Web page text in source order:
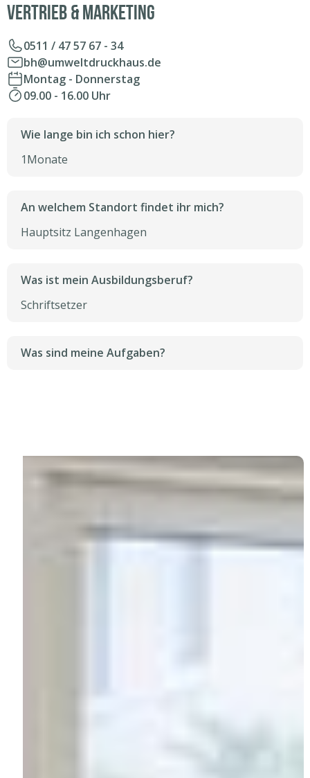
Vertrieb & Marketing
0511 / 47 57 67 - 34
bh@umweltdruckhaus.de
Montag - Donnerstag
09.00 - 16.00 Uhr
Wie lange bin ich schon hier?
1Monate
An welchem Standort findet ihr mich?
Hauptsitz Langenhagen
Was ist mein Ausbildungsberuf?
Schriftsetzer
Was sind meine Aufgaben?